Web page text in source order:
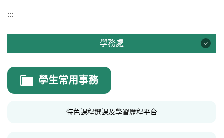
:::
學務處
學務處
學生常用事務
特色課程選課及學習歷程平台